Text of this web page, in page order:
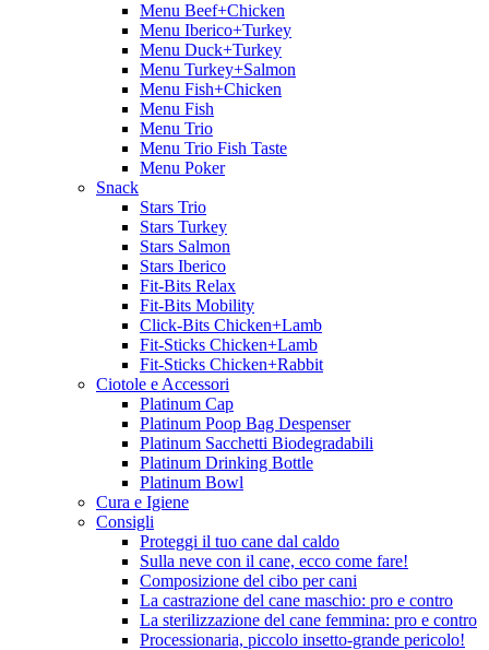
Menu Beef+Chicken
Menu Iberico+Turkey
Menu Duck+Turkey
Menu Turkey+Salmon
Menu Fish+Chicken
Menu Fish
Menu Trio
Menu Trio Fish Taste
Menu Poker
Snack
Stars Trio
Stars Turkey
Stars Salmon
Stars Iberico
Fit-Bits Relax
Fit-Bits Mobility
Click-Bits Chicken+Lamb
Fit-Sticks Chicken+Lamb
Fit-Sticks Chicken+Rabbit
Ciotole e Accessori
Platinum Cap
Platinum Poop Bag Despenser
Platinum Sacchetti Biodegradabili
Platinum Drinking Bottle
Platinum Bowl
Cura e Igiene
Consigli
Proteggi il tuo cane dal caldo
Sulla neve con il cane, ecco come fare!
Composizione del cibo per cani
La castrazione del cane maschio: pro e contro
La sterilizzazione del cane femmina: pro e contro
Processionaria, piccolo insetto-grande pericolo!